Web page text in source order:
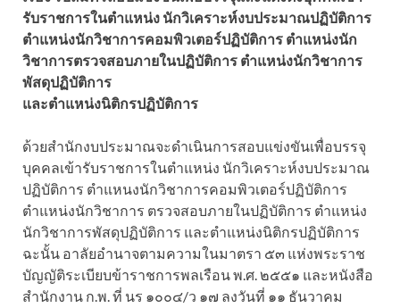
รับราชการในตำแหน่ง นักวิเคราะห์งบประมาณปฏิบัติการ
ตำแหน่งนักวิชาการคอมพิวเตอร์ปฏิบัติการ ตำแหน่งนัก
วิชาการตรวจสอบภายในปฏิบัติการ ตำแหน่งนักวิชาการ
พัสดุปฏิบัติการ
และตำแหน่งนิติกรปฏิบัติการ
ด้วยสำนักงบประมาณจะดำเนินการสอบแข่งขันเพื่อบรรจุ
บุคคลเข้ารับราชการในตำแหน่ง นักวิเคราะห์งบประมาณ
ปฏิบัติการ ตำแหนงนักวิชาการคอมพิวเตอร์ปฏิบัติการ
ตำแหน่งนักวิชาการ ตรวจสอบภายในปฏิบัติการ ตำแหน่ง
นักวิชาการพัสดุปฏิบัติการ และตำแหน่งนิติกรปฏิบัติการ
ฉะนั้น อาลัยอำนาจตามความในมาตรา ๕๓ แห่งพระราช
บัญญัติระเบียบข้าราชการพลเรือน พ.ศ. ๒๕๕๑ และหนังสือ
สำนักงาน ก.พ. ที่ นร ๑๐๐๔/ว ๑๗ ลงวันที่ ๑๑ ธันวาคม